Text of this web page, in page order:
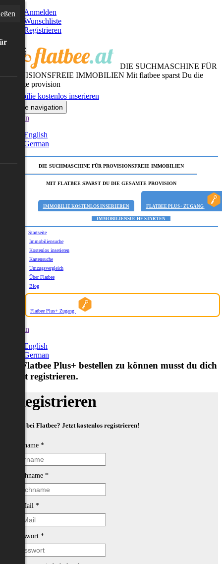
Anmelden
Wunschliste
Registrieren
DIE SUCHMASCHINE FÜR
PROVISIONSFREIE IMMOBILIEN Mit flatbee sparst Du die
gesamte provision
Immobilie kostenlos inserieren
Toggle navigation
German
English
German
DIE SUCHMASCHINE FÜR PROVISIONSFREIE IMMOBILIEN
MIT FLATBEE SPARST DU DIE GESAMTE PROVISION
IMMOBILIE KOSTENLOS INSERIEREN FLATBEE PLUS+ ZUGANG
IMMOBILIENSUCHE STARTEN
Startseite
Immobiliensuche
Kostenlos inserieren
Kartensuche
Umzugsvergleich
Über Flatbee
Blog
Flatbee Plus+ Zugang
German
English
German
Um Flatbee Plus+ bestellen zu können musst du dich
zuerst registrieren.
Registrieren
Neu bei Flatbee? Jetzt kostenlos registrieren!
Vorname *
Nachname *
E-Mail *
Passwort *